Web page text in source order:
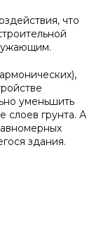
что
уменьшить
слоев грунта. А
здания.